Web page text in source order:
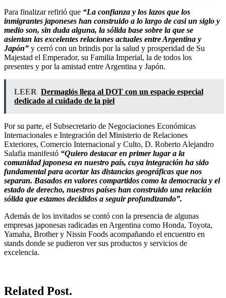
Para finalizar refirió que “La confianza y los lazos que los
inmigrantes japoneses han construido a lo largo de casi un siglo y
medio son, sin duda alguna, la sólida base sobre la que se
asientan las excelentes relaciones actuales entre Argentina y
Japón” y cerró con un brindis por la salud y prosperidad de Su
Majestad el Emperador, su Familia Imperial, la de todos los
presentes y por la amistad entre Argentina y Japón.
LEER Dermaglós llega al DOT con un espacio especial
dedicado al cuidado de la piel
Por su parte, el Subsecretario de Negociaciones Económicas
Internacionales e Integración del Ministerio de Relaciones
Exteriores, Comercio Internacional y Culto, D. Roberto Alejandro
Salafia manifestó “Quiero destacar en primer lugar a la
comunidad japonesa en nuestro país, cuya integración ha sido
fundamental para acortar las distancias geográficas que nos
separan. Basados en valores compartidos como la democracia y el
estado de derecho, nuestros países han construido una relación
sólida que estamos decididos a seguir profundizando”.
Además de los invitados se contó con la presencia de algunas
empresas japonesas radicadas en Argentina como Honda, Toyota,
Yamaha, Brother y Nissin Foods acompañando el encuentro en
stands donde se pudieron ver sus productos y servicios de
excelencia.
Related Post.